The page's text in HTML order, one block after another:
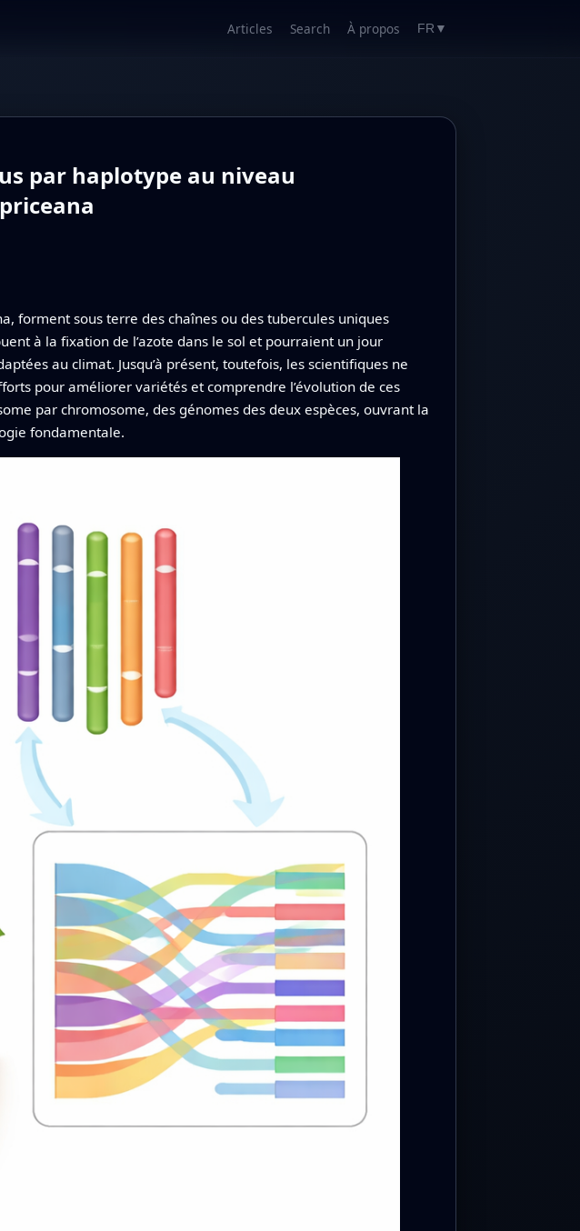
Articles Search À propos FR ▼
par haplotype au niveau
forment sous terre des chaînes ou des tubercules uniques
à la fixation de l’azote dans le sol et pourraient un jour
au climat. Jusqu’à présent, toutefois, les scientifiques ne
pour améliorer variétés et comprendre l’évolution de ces
par chromosome, des génomes des deux espèces, ouvrant la
fondamentale.